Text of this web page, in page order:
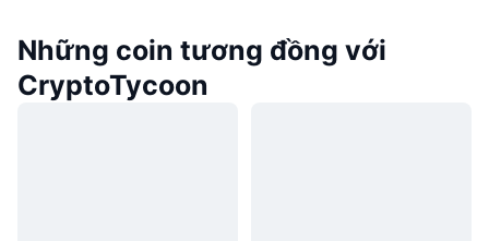
Những coin tương đồng với
CryptoTycoon